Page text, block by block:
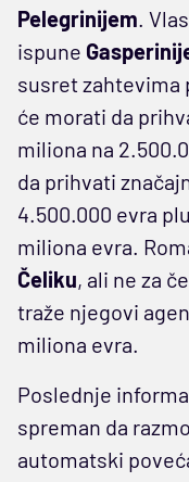
Pelegrinijem.
ispune
susret zahtevima
će morati da
miliona na
da prihvati
4.500.000 evra
miliona evra.
Čeliku, ali ne za
traže njegovi
miliona evra.
Poslednje
spreman da
automatski